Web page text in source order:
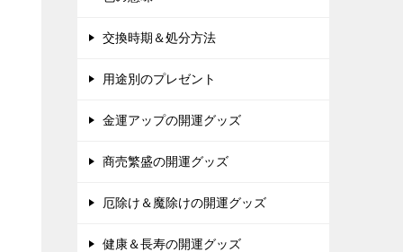
交換時期＆処分方法
用途別のプレゼント
金運アップの開運グッズ
商売繁盛の開運グッズ
厄除け＆魔除けの開運グッズ
健康＆長寿の開運グッズ